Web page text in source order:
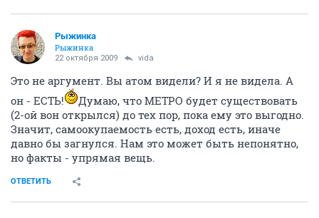
Рыжинка
Рыжинка
22 октября 2009 vida
Это не аргумент. Вы атом видели? И я не видела. А
он - ЕСТЬ!
Думаю, что МЕТРО будет существовать
(2-ой вон открылся) до тех пор, пока ему это выгодно.
Значит, самоокупаемость есть, доход есть, иначе
давно бы загнулся. Нам это может быть непонятно,
но факты - упрямая вещь.
ОТВЕТИТЬ